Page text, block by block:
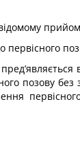
позову без